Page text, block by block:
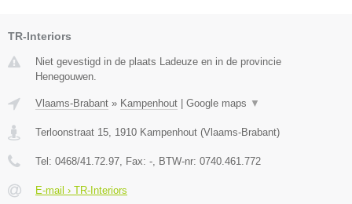
TR-Interiors
Niet gevestigd in de plaats Ladeuze en in de provincie
Henegouwen.
Vlaams-Brabant » Kampenhout Google maps ▼
Terloonstraat 15, 1910 Kampenhout (Vlaams-Brabant)
Tel: 0468/41.72.97, Fax: -, BTW-nr: 0740.461.772
E-mail › TR-Interiors